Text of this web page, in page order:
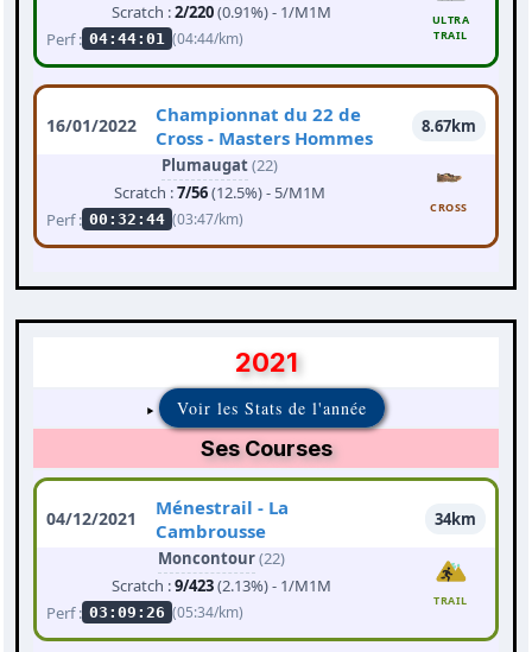
Scratch :2/220(0.91%) - 1/M1M
Perf : 04:44:01 (04:44/km)
ULTRA
TRAIL
16/01/2022
Championnat du 22 de
Cross - Masters Hommes
8.67km
Plumaugat(22)
Scratch :7/56(12.5%) - 5/M1M
Perf : 00:32:44 (03:47/km)
CROSS
2021
Voir les Stats de l'année
Ses Courses
04/12/2021
Ménestrail - La
Cambrousse
34km
Moncontour(22)
Scratch :9/423(2.13%) - 1/M1M
Perf : 03:09:26 (05:34/km)
TRAIL